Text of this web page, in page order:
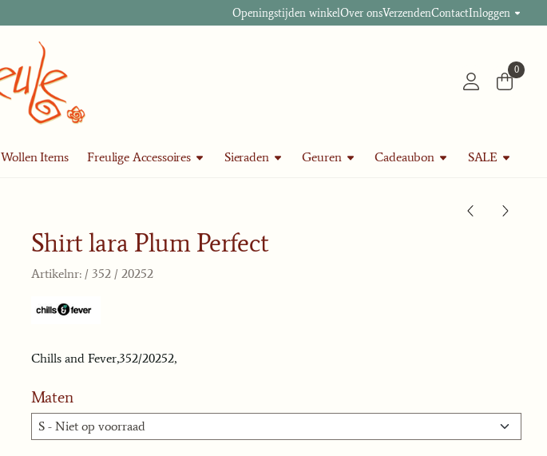
Openingstijden winkelOver onsVerzendenContactInloggen
0
Wollen Items Freulige Accessoires Sieraden Geuren Cadeaubon SALE
Shirt lara Plum Perfect
Artikelnr: / 352 / 20252
Chills and Fever,352/20252,
Maten